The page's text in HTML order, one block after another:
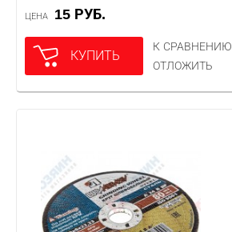
ЦЕНА 15 РУБ.
КУПИТЬ
К СРАВНЕНИЮ
ОТЛОЖИТЬ